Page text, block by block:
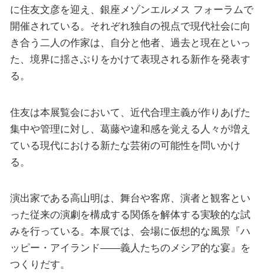
に住友文彦を迎え、銀座メゾンエルメス フォーラムで
開催されている。それぞれ独自の視点で現代社会に向
き合う二人の作家は、自分と他者、過去と現在といっ
た、境界に揺さぶりをかけて表現される新作を発表す
る。
住友は本展覧会において、近代合理主義が作りあげた
集中や管理に対し、葛藤や違和感を覚える人々が増え
ている現代における新たな芸術の可能性を問いかけ
る。
演出家である高山明は、舞台や客席、演者と観客とい
った従来の演劇を構成する関係を解体する実験的な試
みを行っている。本展では、会場に仮想的な風景『ハ
ッピー・アイランド――義人たちのメシア的な宴』を
つくりだす。